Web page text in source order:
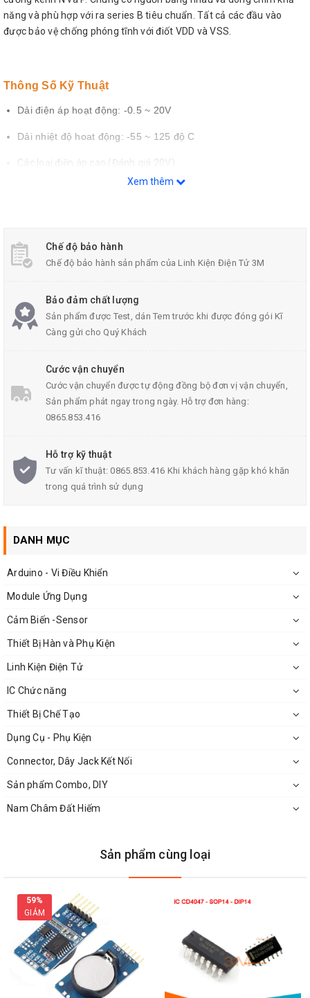
năng và phù hợp với ra series B tiêu chuẩn. Tất cả các đầu vào
được bảo vệ chống phóng tĩnh với điốt VDD và VSS.
Thông Số Kỹ Thuật
Dải điện áp hoạt động: -0.5 ~ 20V
Dải nhiệt độ hoat động: -55 ~ 125 độ C
Các loại điện áp cao (Đánh giá 20V)
Hoạt động tốc độ trung bình:
• Đặc tính đầu ra đối xứng chuẩn hóa
- 1V tại VDD = 5V
- 2,5V tại VDD = 15V
• Đáp ứng tất cả các yêu cầu tiêu chuẩn ​​JEDEC
Tham khảo chi tiết
Datasheet
Xem thêm
Chế độ bảo hành
Chế độ bảo hành sản phẩm của Linh Kiện Điện Tử 3M
Bảo đảm chất lượng
Sản phẩm được Test, dán Tem trước khi được đóng gói Kĩ
Càng gửi cho Quý Khách
Cước vận chuyển
Cước vận chuyển được tự động đồng bộ đơn vị vận chuyển,
Sản phẩm phát ngay trong ngày. Hỗ trợ đơn hàng:
0865.853.416
Hỗ trợ kỹ thuật
Tư vấn kĩ thuật: 0865.853.416 Khi khách hàng gặp khó khăn
trong quá trình sử dụng
DANH MỤC
Arduino - Vi Điều Khiển
Module Ứng Dụng
Cảm Biến -Sensor
Thiết Bị Hàn và Phụ Kiện
Linh Kiện Điện Tử
IC Chức năng
Thiết Bị Chế Tạo
Dụng Cụ - Phụ Kiện
Connector, Dây Jack Kết Nối
Sản phẩm Combo, DIY
Nam Châm Đất Hiếm
Sản phẩm cùng loại
59%
GIẢM